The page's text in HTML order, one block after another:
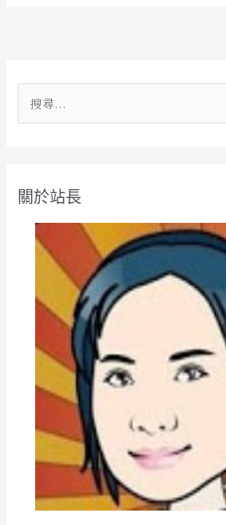
字
關於站長